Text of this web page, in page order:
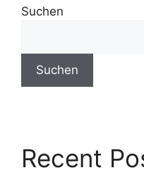
Suchen
Suchen
Recent